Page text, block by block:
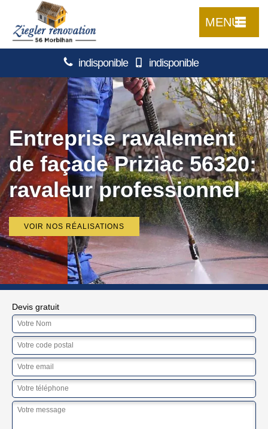
MENU
indisponible indisponible
Entreprise ravalement
de façade Priziac 56320:
ravaleur professionnel
VOIR NOS RÉALISATIONS
Devis gratuit